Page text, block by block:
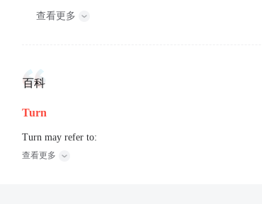
查看更多
百科
Turn
Turn may refer to:
查看更多